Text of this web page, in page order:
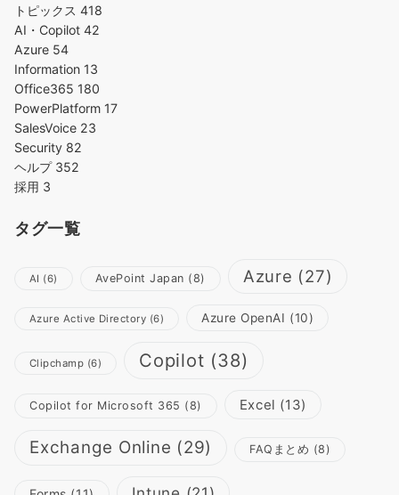
トピックス 418
AI・Copilot 42
Azure 54
Information 13
Office365 180
PowerPlatform 17
SalesVoice 23
Security 82
ヘルプ 352
採用 3
タグ一覧
AI (6) AvePoint Japan (8) Azure (27)
Azure Active Directory (6) Azure OpenAI (10)
Clipchamp (6) Copilot (38)
Copilot for Microsoft 365 (8) Excel (13)
Exchange Online (29) FAQまとめ (8)